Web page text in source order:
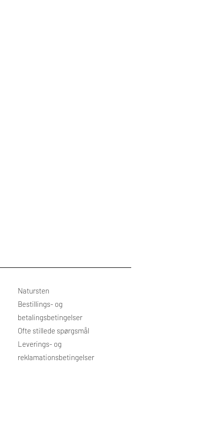
Natursten
Bestillings- og
betalingsbetingelser
Ofte stillede spørgsmål
Leverings- og
reklamationsbetingelser